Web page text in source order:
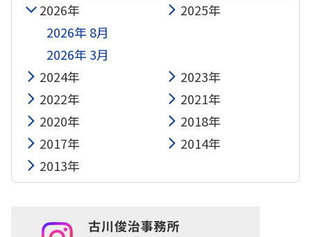
2026年
2026年 8月
2026年 3月
2025年
2024年
2023年
2022年
2021年
2020年
2018年
2017年
2014年
2013年